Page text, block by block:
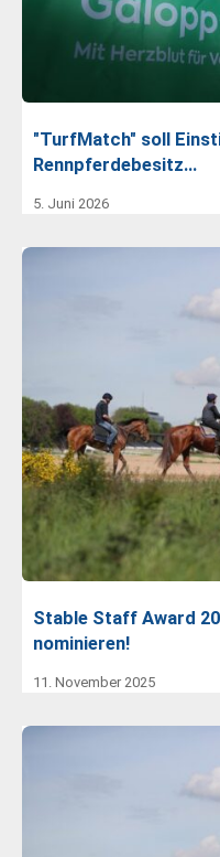
"TurfMatch" soll
Rennpferdebesitz…
5. Juni 2026
Stable Staff Award
nominieren!
11. November 2025